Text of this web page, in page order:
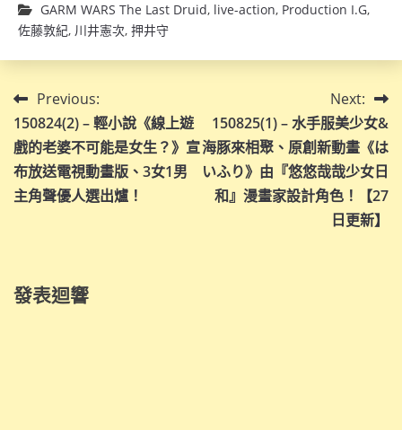
GARM WARS The Last Druid, live-action, Production I.G,
佐藤敦紀, 川井憲次, 押井守
文
章
導
覽
Previous:
150824(2) – 輕小說《線上遊
戲的老婆不可能是女生？》宣
布放送電視動畫版、3女1男
主角聲優人選出爐！
Next:
150825(1) – 水手服美少女&
海豚來相聚、原創新動畫《は
いふり》由『悠悠哉哉少女日
和』漫畫家設計角色！【27
日更新】
發表迴響